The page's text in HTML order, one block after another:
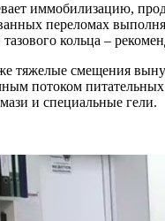
иммобилизацию,
переломах
кольца –
тяжелые смещения
потоком
и специальные гели.